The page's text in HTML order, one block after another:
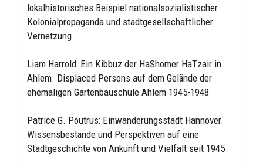
lokalhistorisches Beispiel nationalsozialistischer
Kolonialpropaganda und stadtgesellschaftlicher
Vernetzung
Liam Harrold: Ein Kibbuz der HaShomer HaTzair in
Ahlem. Displaced Persons auf dem Gelände der
ehemaligen Gartenbauschule Ahlem 1945-1948
Patrice G. Poutrus: Einwanderungsstadt Hannover.
Wissensbestände und Perspektiven auf eine
Stadtgeschichte von Ankunft und Vielfalt seit 1945